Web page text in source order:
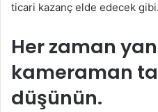
ticari kazanç elde edecek gibi.
Her zaman
kameraman
düşünün.